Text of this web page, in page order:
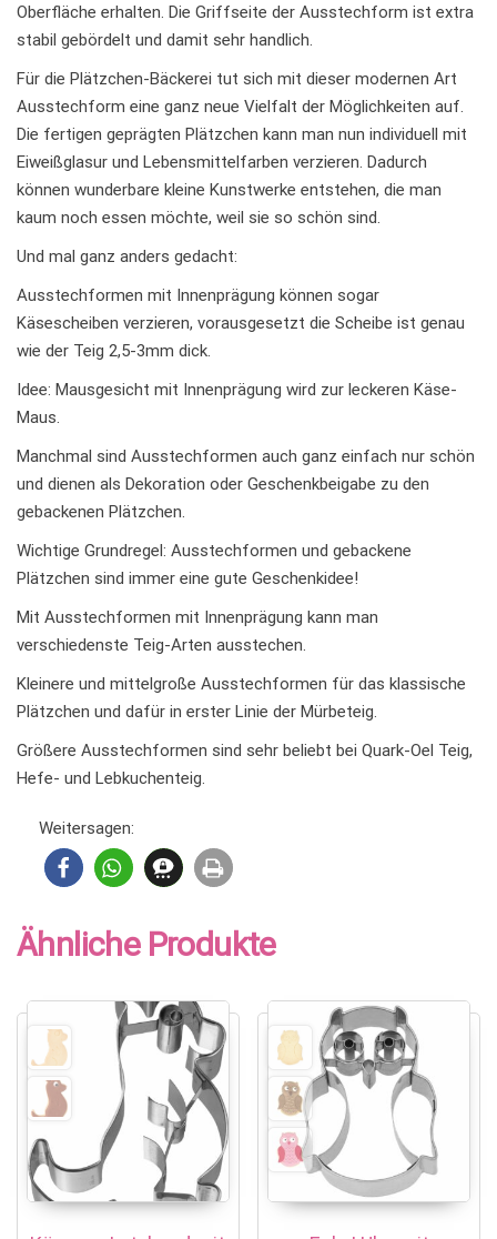
Oberfläche erhalten. Die Griffseite der Ausstechform ist extra
stabil gebördelt und damit sehr handlich.
Für die Plätzchen-Bäckerei tut sich mit dieser modernen Art
Ausstechform eine ganz neue Vielfalt der Möglichkeiten auf.
Die fertigen geprägten Plätzchen kann man nun individuell mit
Eiweißglasur und Lebensmittelfarben verzieren. Dadurch
können wunderbare kleine Kunstwerke entstehen, die man
kaum noch essen möchte, weil sie so schön sind.
Und mal ganz anders gedacht:
Ausstechformen mit Innenprägung können sogar
Käsescheiben verzieren, vorausgesetzt die Scheibe ist genau
wie der Teig 2,5-3mm dick.
Idee: Mausgesicht mit Innenprägung wird zur leckeren Käse-
Maus.
Manchmal sind Ausstechformen auch ganz einfach nur schön
und dienen als Dekoration oder Geschenkbeigabe zu den
gebackenen Plätzchen.
Wichtige Grundregel: Ausstechformen und gebackene
Plätzchen sind immer eine gute Geschenkidee!
Mit Ausstechformen mit Innenprägung kann man
verschiedenste Teig-Arten ausstechen.
Kleinere und mittelgroße Ausstechformen für das klassische
Plätzchen und dafür in erster Linie der Mürbeteig.
Größere Ausstechformen sind sehr beliebt bei Quark-Oel Teig,
Hefe- und Lebkuchenteig.
Weitersagen:
Ähnliche Produkte